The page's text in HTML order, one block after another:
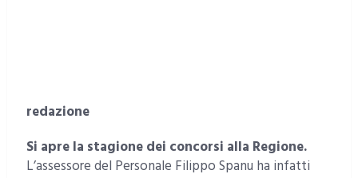
redazione
Si apre la stagione dei concorsi alla Regione.
L’assessore del Personale Filippo Spanu ha infatti